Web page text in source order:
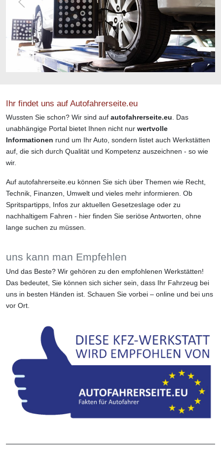
Ihr findet uns auf Autofahrerseite.eu
Wussten Sie schon? Wir sind auf autofahrerseite.eu . Das
unabhängige Portal bietet Ihnen nicht nur wertvolle
Informationen rund um Ihr Auto, sondern listet auch Werkstätten
auf, die sich durch Qualität und Kompetenz auszeichnen - so wie
wir.
Auf autofahrerseite.eu können Sie sich über Themen wie Recht,
Technik, Finanzen, Umwelt und vieles mehr informieren. Ob
Spritspartipps, Infos zur aktuellen Gesetzeslage oder zu
nachhaltigem Fahren - hier finden Sie seriöse Antworten, ohne
lange suchen zu müssen.
uns kann man Empfehlen
Und das Beste? Wir gehören zu den empfohlenen Werkstätten!
Das bedeutet, Sie können sich sicher sein, dass Ihr Fahrzeug bei
uns in besten Händen ist. Schauen Sie vorbei – online und bei uns
vor Ort.